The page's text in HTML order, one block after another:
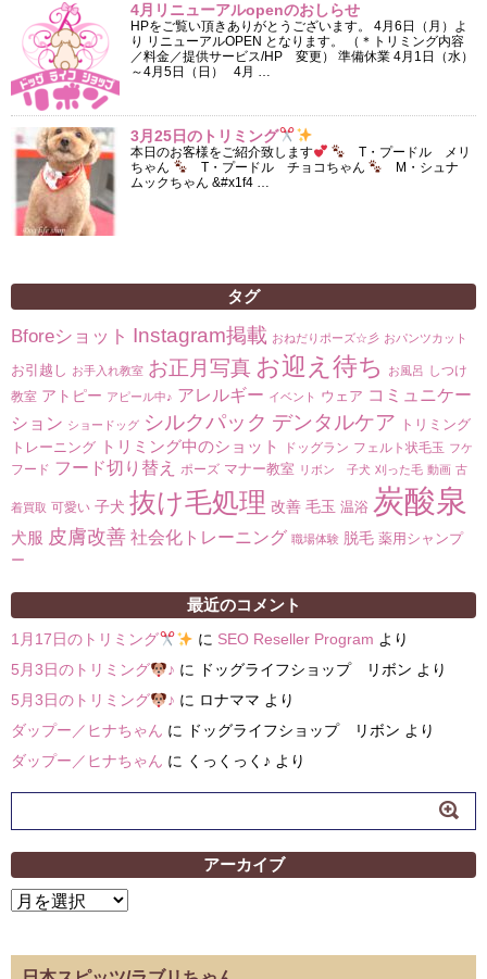
4月リニューアルopenのおしらせ
HPをご覧い頂きありがとうございます。 4月6日（月）よ
り リニューアルOPEN となります。 （＊トリミング内容
／料金／提供サービス/HP 変更） 準備休業 4月1日（水）
～4月5日（日） 4月 …
3月25日のトリミング
本日のお客様をご紹介致します
T・プードル メリ
ちゃん
T・プードル チョコちゃん
M・シュナ
ムックちゃん &#x1f4 …
タグ
Bforeショット Instagram掲載 おねだりポーズ☆彡 おパンツカット
お引越し お手入れ教室 お正月写真 お迎え待ち お風呂 しつけ
教室 アトピー アピール中♪ アレルギー イベント ウェア コミュニケー
ション ショードッグ シルクパック デンタルケア
トリミング
トレーニング
トリミング中のショット ドッグラン フェルト状毛玉 フケ
フード フード切り替え ポーズ マナー教室 リボン 子犬 刈った毛 動画 古
着買取 可愛い 子犬 抜け毛処理 改善 毛玉 温浴 炭酸泉
犬服 皮膚改善 社会化トレーニング 職場体験 脱毛 薬用シャンプ
ー
最近のコメント
1月17日のトリミング に SEO Reseller Program より
5月3日のトリミング
♪ に ドッグライフショップ リボン より
5月3日のトリミング
♪ に ロナママ より
ダップー／ヒナちゃん に ドッグライフショップ リボン より
ダップー／ヒナちゃん に くっくっく♪ より
アーカイブ
ア
イ